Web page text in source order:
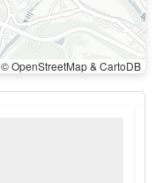
© OpenStreetMap & CartoDB